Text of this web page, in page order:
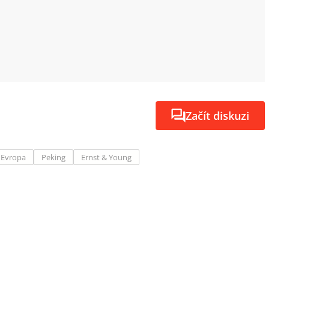
Začít diskuzi
Evropa Peking Ernst & Young